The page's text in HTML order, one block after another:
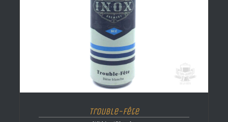
Trouble-Fête